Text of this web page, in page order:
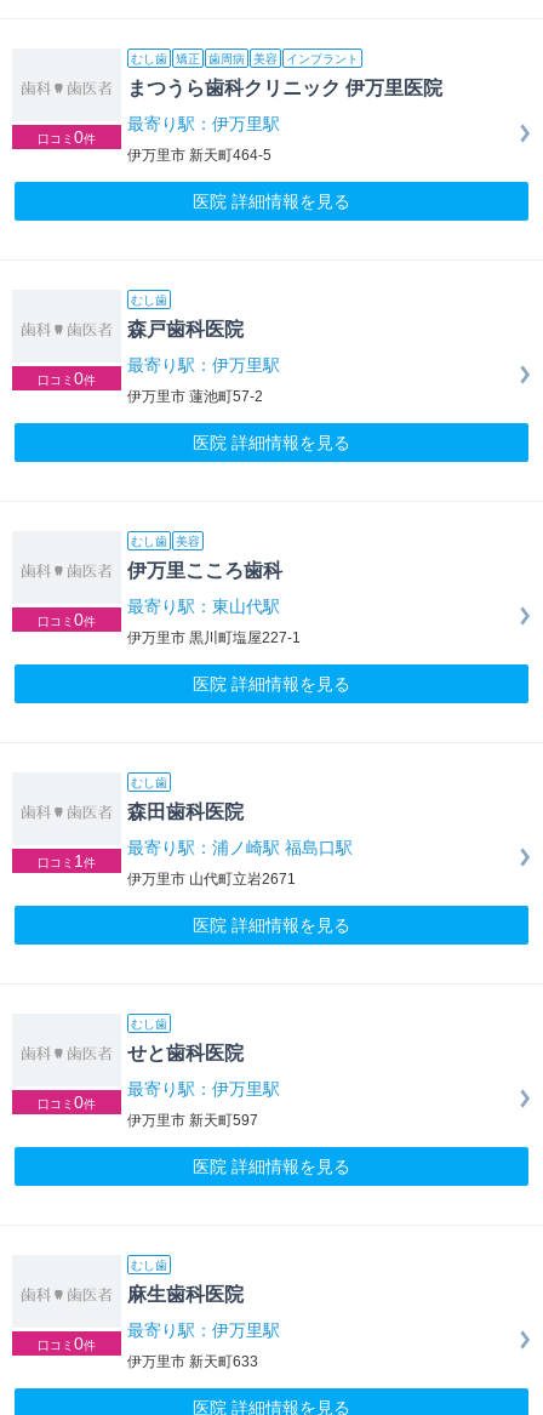
口コミ 0件
むし歯 矯正 歯周病 美容 インプラント
まつうら歯科クリニック 伊万里医院
最寄り駅：伊万里駅
伊万里市 新天町464-5
医院 詳細情報を見る
口コミ 0件
むし歯
森戸歯科医院
最寄り駅：伊万里駅
伊万里市 蓮池町57-2
医院 詳細情報を見る
口コミ 0件
むし歯 美容
伊万里こころ歯科
最寄り駅：東山代駅
伊万里市 黒川町塩屋227-1
医院 詳細情報を見る
口コミ 1 件
むし歯
森田歯科医院
最寄り駅：浦ノ崎駅 福島口駅
伊万里市 山代町立岩2671
医院 詳細情報を見る
口コミ 0件
むし歯
せと歯科医院
最寄り駅：伊万里駅
伊万里市 新天町597
医院 詳細情報を見る
口コミ 0件
むし歯
麻生歯科医院
最寄り駅：伊万里駅
伊万里市 新天町633
医院 詳細情報を見る